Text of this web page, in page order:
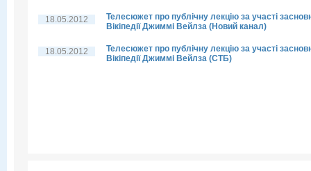
18.05.2012
Телесюжет про публічну лекцію за участі
Вікіпедії Джиммі Вейлза (Новий канал)
18.05.2012
Телесюжет про публічну лекцію за участі
Вікіпедії Джиммі Вейлза (СТБ)